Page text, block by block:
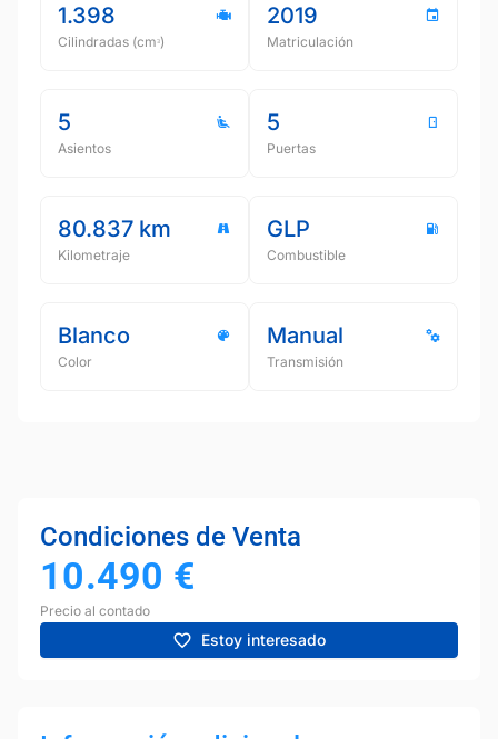
1.398
Cilindradas (cmᵌ)
2019
Matriculación
5
Asientos
5
Puertas
80.837 km
Kilometraje
GLP
Combustible
Blanco
Color
Manual
Transmisión
Condiciones de Venta
10.490 €
Precio al contado
Estoy interesado